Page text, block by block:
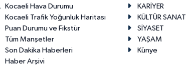
Kocaeli Hava Durumu
Kocaeli Trafik Yoğunluk Haritası
Puan Durumu ve Fikstür
Tüm Manşetler
Son Dakika Haberleri
Haber Arşivi
KARİYER
KÜLTÜR SANAT
SİYASET
YAŞAM
Künye